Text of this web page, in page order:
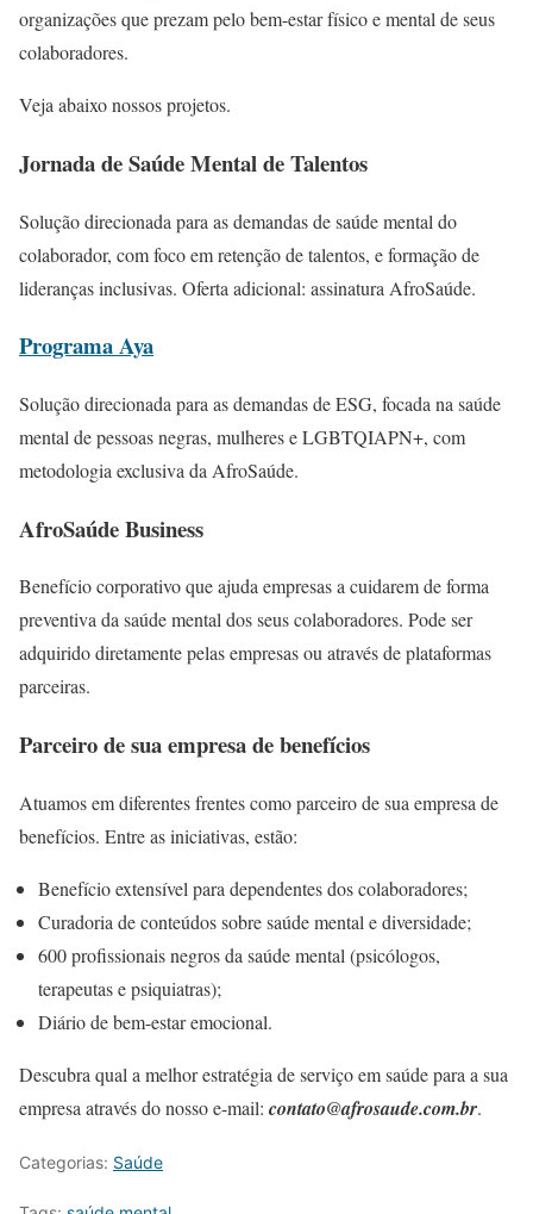
organizações que prezam pelo bem-estar físico e mental de seus
colaboradores.
Veja abaixo nossos projetos.
Jornada de Saúde Mental de Talentos
Solução direcionada para as demandas de saúde mental do
colaborador, com foco em retenção de talentos, e formação de
lideranças inclusivas. Oferta adicional: assinatura AfroSaúde.
Programa Aya
Solução direcionada para as demandas de ESG, focada na saúde
mental de pessoas negras, mulheres e LGBTQIAPN+, com
metodologia exclusiva da AfroSaúde.
AfroSaúde Business
Benefício corporativo que ajuda empresas a cuidarem de forma
preventiva da saúde mental dos seus colaboradores. Pode ser
adquirido diretamente pelas empresas ou através de plataformas
parceiras.
Parceiro de sua empresa de benefícios
Atuamos em diferentes frentes como parceiro de sua empresa de
benefícios. Entre as iniciativas, estão:
Benefício extensível para dependentes dos colaboradores;
Curadoria de conteúdos sobre saúde mental e diversidade;
600 profissionais negros da saúde mental (psicólogos,
terapeutas e psiquiatras);
Diário de bem-estar emocional.
Descubra qual a melhor estratégia de serviço em saúde para a sua
empresa através do nosso e-mail: contato@afrosaude.com.br.
Categorias: Saúde